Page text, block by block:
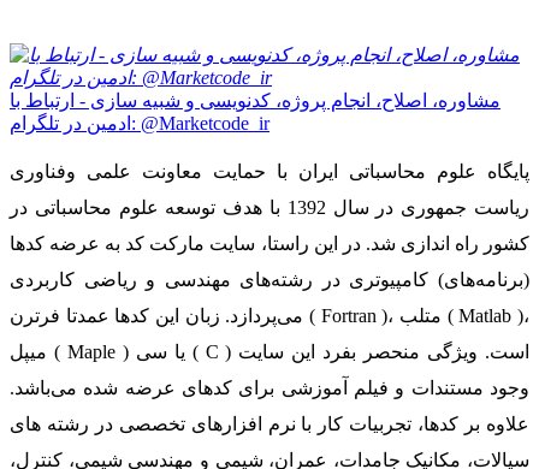
مشاوره، اصلاح، انجام پروژه، کدنویسی و شبیه سازی - ارتباط با
ادمین در تلگرام: @Marketcode_ir
پایگاه علوم محاسباتی ایران با حمایت معاونت علمی وفناوری
ریاست جمهوری در سال 1392 با هدف توسعه علوم محاسباتی در
کشور راه اندازی شد. در این راستا، سایت مارکت کد به عرضه کدها
(برنامه‌های) کامپیوتری در رشته‌های مهندسی و ریاضی کاربردی
می‌پردازد. زبان این کدها عمدتا فرترن ( Fortran )، متلب ( Matlab )،
میپل ( Maple ) یا سی ( C ) است. ویژگی منحصر بفرد این سایت
وجود مستندات و فیلم آموزشی برای کدهای عرضه شده می‌باشد.
علاوه بر کدها، تجربیات کار با نرم افزارهای تخصصی در رشته های
سیالات، مکانیک جامدات، عمران، شیمی و مهندسی شیمی، کنترل،